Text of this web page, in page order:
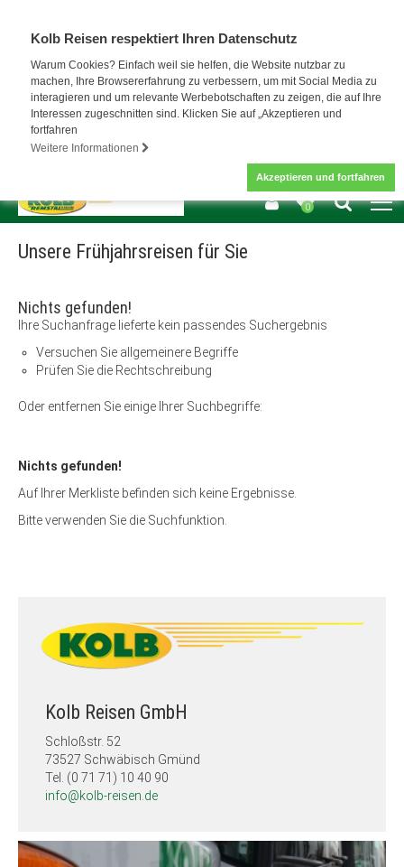
Kolb Reisen respektiert Ihren Datenschutz
Warum Cookies? Einfach weil sie helfen, die Website nutzbar zu
machen, Ihre Browsererfahrung zu verbessern, um mit Social Media zu
interagieren und um relevante Werbebotschaften zu zeigen, die auf Ihre
Interessen zugeschnitten sind. Klicken Sie auf „Akzeptieren und
fortfahren
Weitere Informationen
Akzeptieren und fortfahren
0
Unsere Frühjahrsreisen für Sie
Nichts gefunden!
Ihre Suchanfrage lieferte kein passendes Suchergebnis
Versuchen Sie allgemeinere Begriffe
Prüfen Sie die Rechtschreibung
Oder entfernen Sie einige Ihrer Suchbegriffe:
Nichts gefunden!
Auf Ihrer Merkliste befinden sich keine Ergebnisse.
Bitte verwenden Sie die Suchfunktion.
Kolb Reisen GmbH
Schloßstr. 52
73527 Schwäbisch Gmünd
Tel. (0 71 71) 10 40 90
info@kolb-reisen.de